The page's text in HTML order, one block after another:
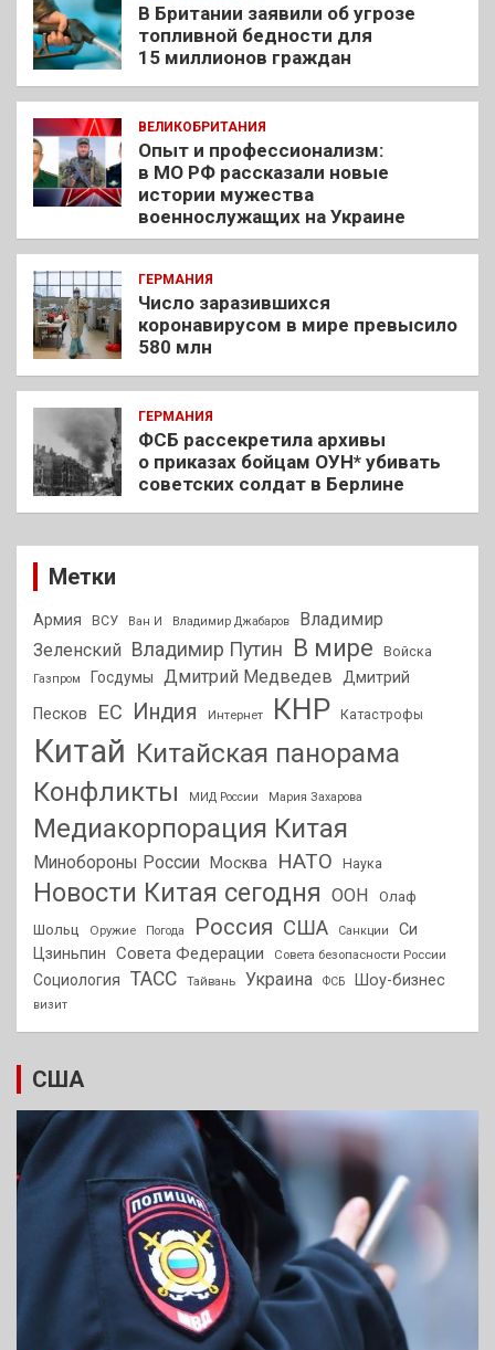
В Британии заявили об угрозе
топливной бедности для
15 миллионов граждан
ВЕЛИКОБРИТАНИЯ
Опыт и профессионализм:
в МО РФ рассказали новые
истории мужества
военнослужащих на Украине
ГЕРМАНИЯ
Число заразившихся
коронавирусом в мире превысило
580 млн
ГЕРМАНИЯ
ФСБ рассекретила архивы
о приказах бойцам ОУН* убивать
советских солдат в Берлине
Метки
Армия ВСУ Ван И Владимир Джабаров
Владимир
Зеленский Владимир Путин В мире Войска
Газпром Госдумы Дмитрий Медведев Дмитрий
Песков
ЕС Индия Интернет КНР Катастрофы
Китай Китайская панорама
Конфликты
МИД России Мария Захарова
Медиакорпорация Китая
Минобороны России Москва НАТО Наука
Новости Китая сегодня ООН
Олаф
Шольц
Оружие Погода Россия США Санкции
Си
Цзиньпин Совета Федерации Совета безопасности России
Социология ТАСС Тайвань Украина ФСБ Шоу-бизнес
визит
США